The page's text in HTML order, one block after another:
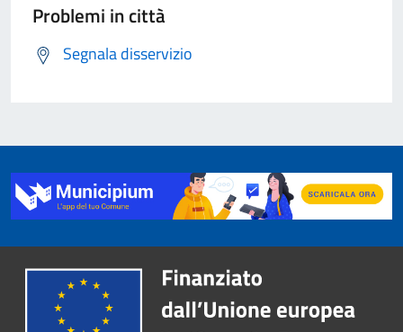
Problemi in città
Segnala disservizio